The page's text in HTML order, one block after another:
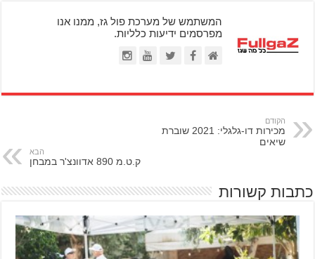
המשתמש של מערכת פול גז, ממנו אנו
מפרסמים ידיעות כלליות.
הקודם
מכירות דו-גלגלי: 2021 שוברת
שיאים
הבא
ק.ט.מ 890 אדוונצ'ר במבחן
כתבות קשורות